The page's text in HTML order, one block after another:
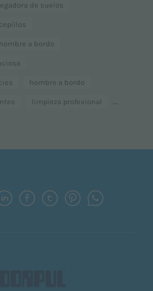
de suelos
a bordo
hombre a bordo
limpieza profesional ...